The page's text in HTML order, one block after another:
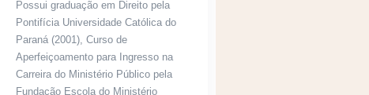
Possui graduação em Direito pela
Pontifícia Universidade Católica do
Paraná (2001), Curso de
Aperfeiçoamento para Ingresso na
Carreira do Ministério Público pela
Fundação Escola do Ministério